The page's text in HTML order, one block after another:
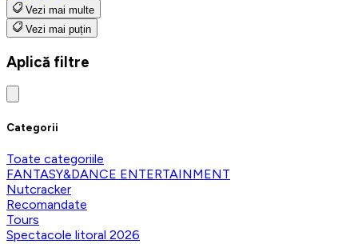
Vezi mai multe
Vezi mai puțin
Aplică filtre
Categorii
Toate categoriile
FANTASY&DANCE ENTERTAINMENT
Nutcracker
Recomandate
Tours
Spectacole litoral 2026